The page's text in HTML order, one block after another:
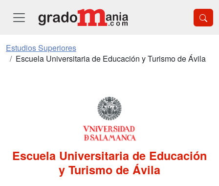
Estudios Superiores
Escuela Universitaria de Educación y Turismo de Ávila
Escuela Universitaria de Educación
y Turismo de Ávila